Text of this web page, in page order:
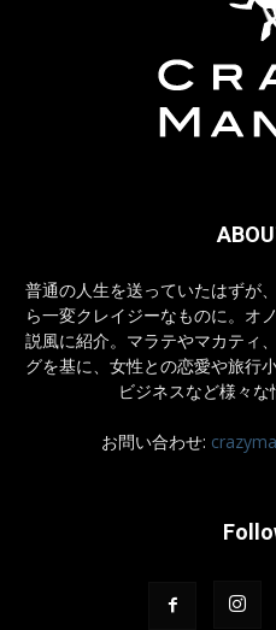
普通の人生を送っていたはずが
ら一変クレイジーなものに。オ
説風に紹介。マラテやマカティ
グを基に、女性との恋愛や旅行
ビジネスなど様々な
お問い合わせ: